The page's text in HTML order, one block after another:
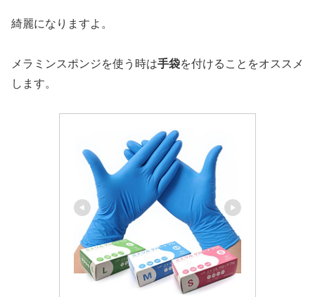
綺麗になりますよ。
メラミンスポンジを使う時は手袋を付けることをオススメ
します。